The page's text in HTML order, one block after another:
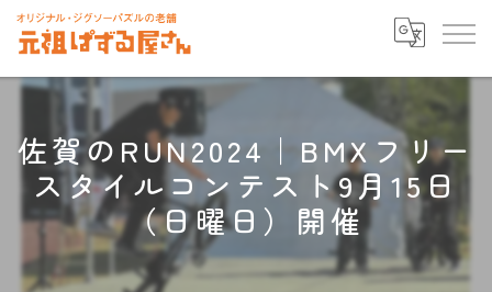
佐賀のRUN2024｜BMXフリー
スタイルコンテスト9月15日
（日曜日）開催